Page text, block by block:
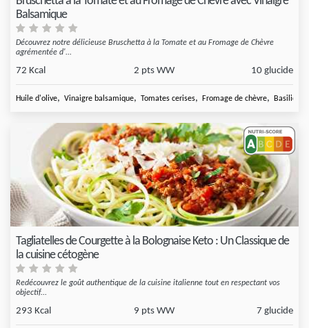
Balsamique
Découvrez notre délicieuse Bruschetta à la Tomate et au Fromage de Chèvre
agrémentée d'...
72 Kcal 2 pts WW 10 glucide
Huile d'olive, Vinaigre balsamique, Tomates cerises, Fromage de chèvre, Basilic
Tagliatelles de Courgette à la Bolognaise Keto : Un Classique de
la cuisine cétogène
Redécouvrez le goût authentique de la cuisine italienne tout en respectant vos
objectif...
293 Kcal 9 pts WW 7 glucide